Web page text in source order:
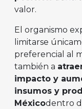
valor.
El organismo
limitarse
preferencial al
también a
impacto y
insumos y
Méxicodentro